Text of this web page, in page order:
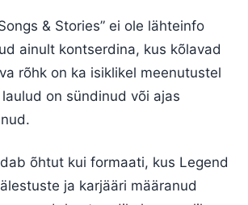
& Stories” ei ole lähteinfo
ainult kontserdina, kus kõlavad
rõhk on ka isiklikel meenutustel
on sündinud või ajas
õhtut kui formaati, kus Legend
ja karjääri määranud